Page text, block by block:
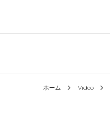
ホーム Video